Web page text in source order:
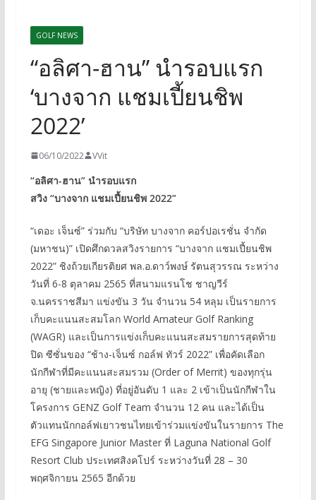
GOLF NEWS
“อลิศา-ฮาน” นำรอบแรก
‘บางจาก แชมเปี้ยนชิพ
2022’
06/10/2022 VVit
“อลิศา-ฮาน” นำรอบแรก
สวิง “บางจาก แชมเปี้ยนชิพ 2022”
“เดอะ เจ็นซ์” ร่วมกับ “บริษัท บางจาก คอร์ปอเรชั่น จำกัด
(มหาชน)” เปิดศึกดวลสวิงรายการ “บางจาก แชมเปี้ยนชิพ
2022” ชิงถ้วยเกียรติยศ พล.อ.ดาว์พงษ์ รัตนสุวรรณ ระหว่าง
วันที่ 6-8 ตุลาคม 2565 ที่สนามแรนโช ชาญวีร์
จ.นครราชสีมา แข่งขัน 3 วัน จำนวน 54 หลุม เป็นรายการ
เก็บคะแนนสะสมโลก World Amateur Golf Ranking
(WAGR) และเป็นการแข่งเก็บคะแนนสะสมรายการสุดท้าย
ปิด ซีซั่นของ “ช้าง-เจ็นซ์ กอล์ฟ ทัวร์ 2022” เพื่อคัดเลือก
นักกีฬาที่มีคะแนนสะสมรวม (Order of Merrit) ของทุกรุ่น
อายุ (ชายและหญิง) ที่อยู่อันดับ 1 และ 2 เข้าเป็นนักกีฬาใน
โครงการ GENZ Golf Team จำนวน 12 คน และได้เป็น
ตัวแทนนักกอล์ฟเยาวชนไทยเข้าร่วมแข่งขันในรายการ The
EFG Singapore Junior Master ที่ Laguna National Golf
Resort Club ประเทศสิงคโปร์ ระหว่างวันที่ 28 – 30
พฤศจิกายน 2565 อีกด้วย